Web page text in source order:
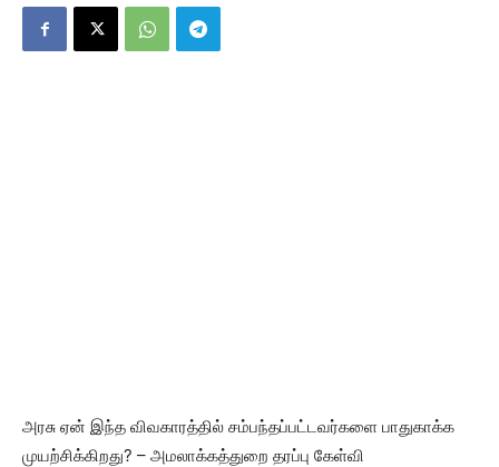
அரசு ஏன் இந்த விவகாரத்தில் சம்பந்தப்பட்டவர்களை பாதுகாக்க
முயற்சிக்கிறது? – அமலாக்கத்துறை தரப்பு கேள்வி